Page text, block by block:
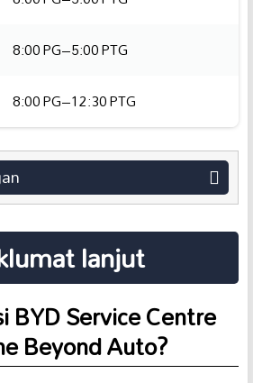
8:00 PG–5:00 PTG
8:00 PG–12:30 PTG
lanjut
BYD Service Centre
Beyond Auto?